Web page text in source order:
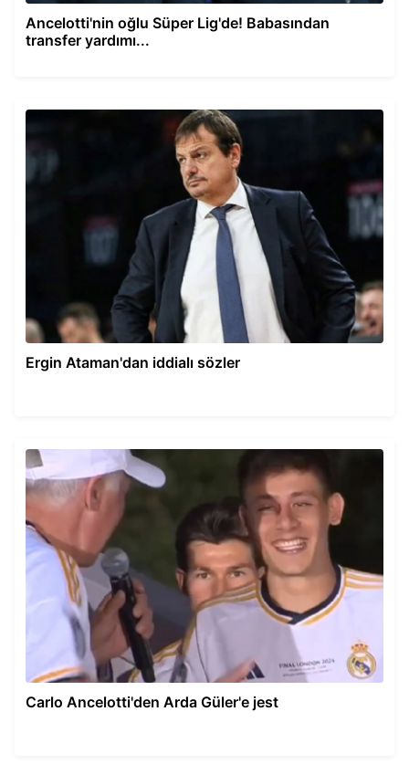
Ancelotti'nin oğlu Süper Lig'de! Babasından
transfer yardımı...
Ergin Ataman'dan iddialı sözler
Carlo Ancelotti'den Arda Güler'e jest